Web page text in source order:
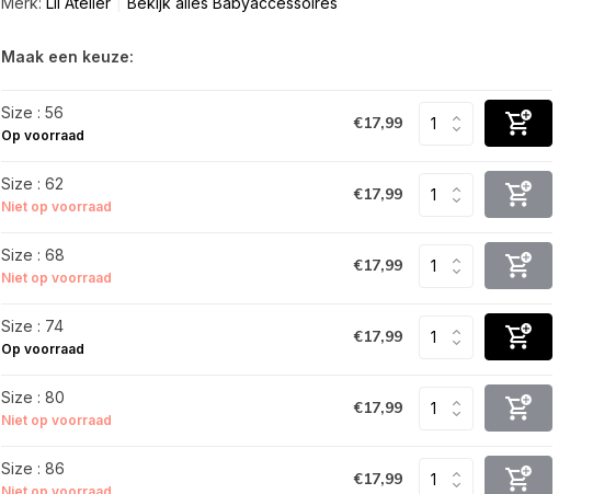
Maak een keuze:
Size : 56
Op voorraad
€17,99
Size : 62
Niet op voorraad
€17,99
Size : 68
Niet op voorraad
€17,99
Size : 74
Op voorraad
€17,99
Size : 80
Niet op voorraad
€17,99
Size : 86
€17,99